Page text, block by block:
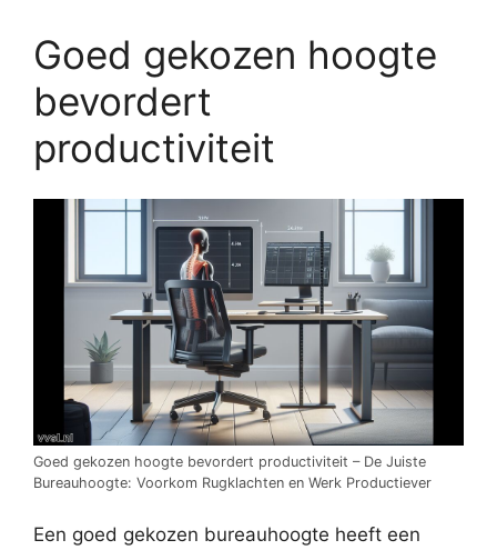
Goed gekozen hoogte
bevordert
productiviteit
Goed gekozen hoogte bevordert productiviteit – De Juiste
Bureauhoogte: Voorkom Rugklachten en Werk Productiever
Een goed gekozen bureauhoogte heeft een